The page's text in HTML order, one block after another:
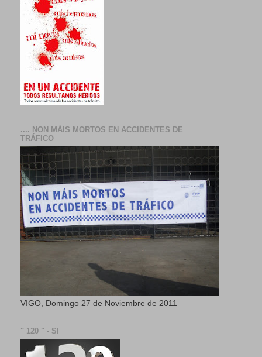
.... NON MÁIS MORTOS EN ACCIDENTES DE
TRÁFICO
VIGO, Domingo 27 de Noviembre de 2011
" 120 " - SI